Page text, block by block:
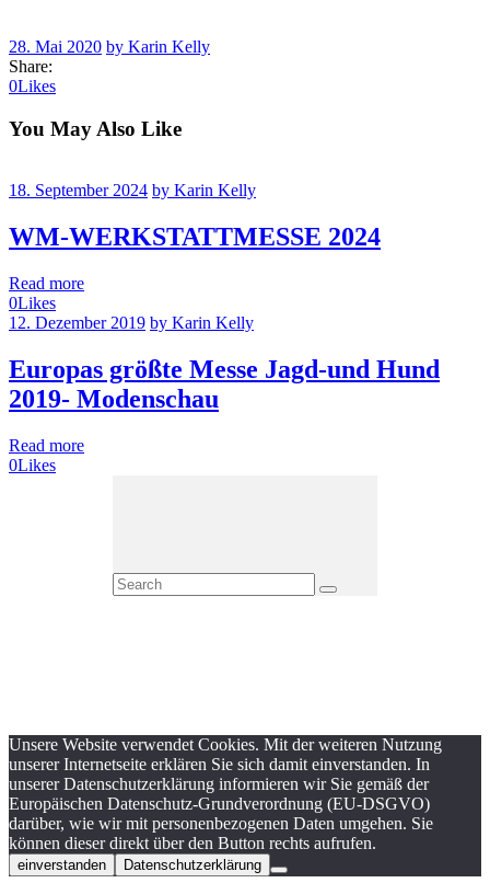
28. Mai 2020 by Karin Kelly
Share:
0Likes
You May Also Like
18. September 2024 by Karin Kelly
WM-WERKSTATTMESSE 2024
Read more
0Likes
12. Dezember 2019 by Karin Kelly
Europas größte Messe Jagd-und Hund
2019- Modenschau
Read more
0Likes
Unsere Website verwendet Cookies. Mit der weiteren Nutzung
unserer Internetseite erklären Sie sich damit einverstanden. In
unserer Datenschutzerklärung informieren wir Sie gemäß der
Europäischen Datenschutz-Grundverordnung (EU-DSGVO)
darüber, wie wir mit personenbezogenen Daten umgehen. Sie
können dieser direkt über den Button rechts aufrufen.
einverstanden Datenschutzerklärung